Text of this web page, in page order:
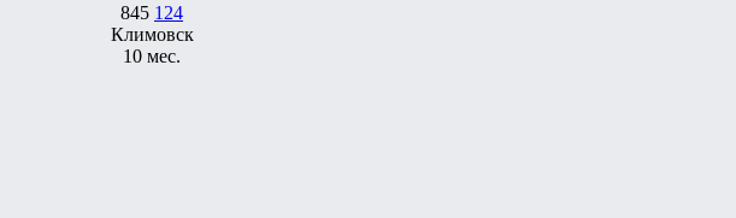
845 124
Климовск
10 мес.